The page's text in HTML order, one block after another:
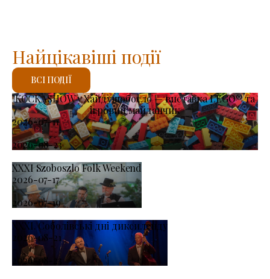
KOCKASHOW у Хайдушобосло — виставка LEGO® та
ігровий майданчик
2026-07-11
-
2026-08-23
XXXI Szoboszlo Folk Weekend
2026-07-17
-
2026-07-19
XXXI. Соболівські дні диксиленду
2026-08-21
-
2026-08-23
Найцікавіші події
ВСІ ПОДІЇ